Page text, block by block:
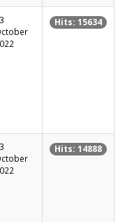
Hits: 15634
Hits: 14888